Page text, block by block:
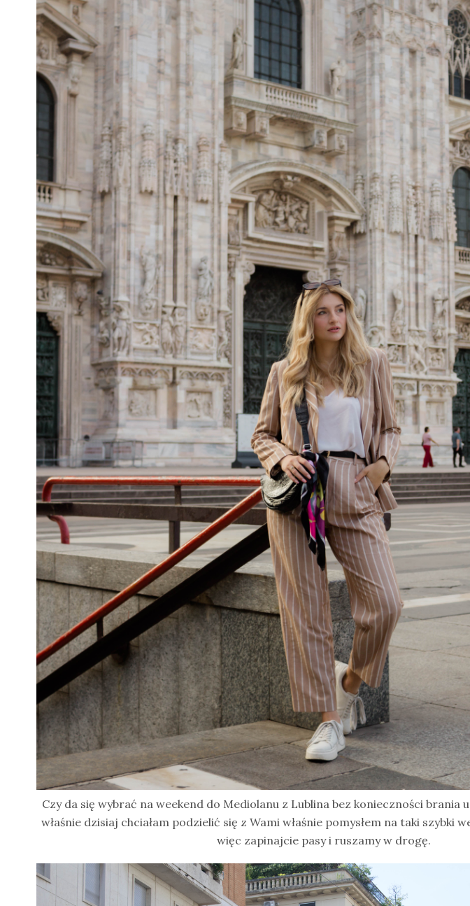
Czy da się wybrać na weekend do Mediolanu z Lublina bez konieczności brania
właśnie dzisiaj chciałam podzielić się z Wami właśnie pomysłem na taki szybki
więc zapinajcie pasy i ruszamy w drogę.